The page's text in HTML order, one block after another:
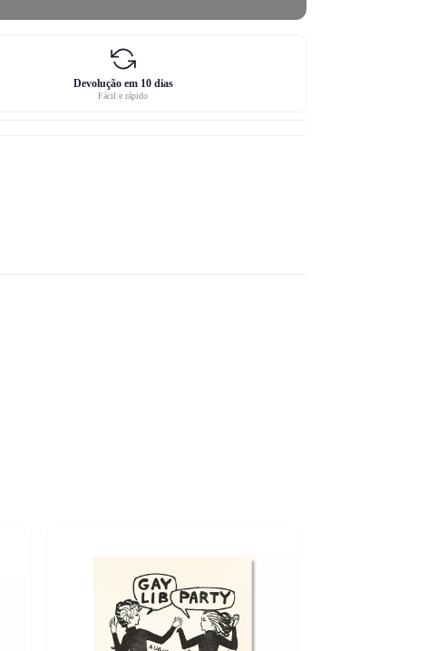
Devolução em 10 dias
Fácil e rápido